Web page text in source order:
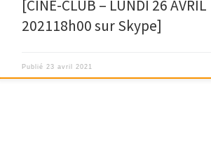
[CINÉ-CLUB – LUNDI 26 AVRIL
202118h00 sur Skype]
Publié 23 avril 2021